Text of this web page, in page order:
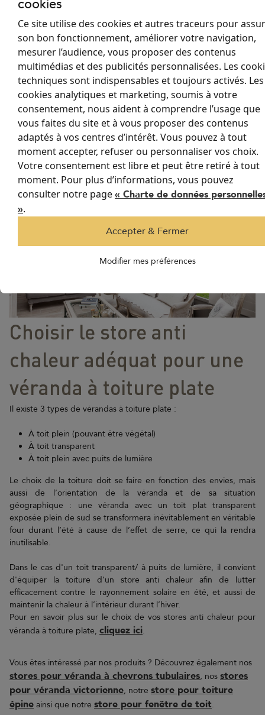
L'un des atouts majeurs de la véranda à toiture plate est
l'optimisation de l'entrée de lumière naturelle, notamment grâce
à l'installation de puits de lumière.
Les puits de lumière, intégrés dans le toit plat, sont conçus pour
maximiser l'éclairage naturel sans compromettre l'isolation
thermique et acoustique. Ces éléments architecturaux
permettent de baigner l'espace intérieur de lumière, créant ainsi
une atmosphère chaleureuse et accueillante.
Choisir le store anti
chaleur adéquat pour une
véranda à toiture plate
Il existe 3 types de vérandas à toiture plate :
À toit plein (pouvant être végétal)
À toit transparent
À toit plein avec puits de lumière
Le choix de la toiture doit se faire en fonction des envies, mais
aussi de l’orientation de la véranda et de sa situation
géographique : une véranda avec un toit plat transparent
exposée plein de sud se transformera inévitablement en véritable
four durant l’été à cause de l’effet de serre, ce qui la rendra
inutilisable.
Dans le cas d'un toit transparent/ à puits de lumière, il convient
d'équiper la toiture d’un store anti chaleur afin de lutter
efficacement contre le rayonnement solaire en été, et aussi de
maintenir la chaleur à l’intérieur durant l’hiver.
Pour en savoir plus sur le choix de vos stores anti chaleur pour
véranda à toiture plate, cliquez ici.
Vous êtes intéressé par nos produits ? Découvrez également nos
stores pour véranda à chevrons tubulaires, nos stores
pour véranda victorienne, notre store pour toiture
épine ainsi que notre store pour fenêtre de toit.
cookies
Ce site utilise des cookies et autres traceurs pour
son bon fonctionnement, améliorer votre navigation,
mesurer l’audience, vous proposer des contenus
multimédias et des publicités personnalisées. Les
techniques sont indispensables et toujours activés. Les
cookies analytiques et marketing, soumis à votre
consentement, nous aident à comprendre l’usage que
vous faites du site et à vous proposer des contenus
adaptés à vos centres d’intérêt. Vous pouvez à tout
moment accepter, refuser ou personnaliser vos choix.
Votre consentement est libre et peut être retiré à tout
moment. Pour plus d’informations, vous pouvez
consulter notre page« Charte de données
».
Accepter & Fermer
Modifier mes préférences